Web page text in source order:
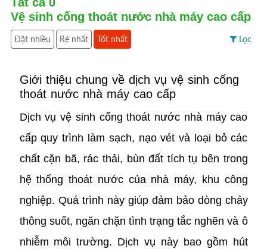
Vệ sinh cống thoát nước nhà máy cao cấp
Đặt nhiều Rẻ nhất Tốt nhất Lọc
Giới thiệu chung về dịch vụ vệ sinh cống
thoát nước nhà máy cao cấp
Dịch vụ vệ sinh cống thoát nước nhà máy cao
cấp quy trình làm sạch, nạo vét và loại bỏ các
chất cặn bã, rác thải, bùn đất tích tụ bên trong
hệ thống thoát nước của nhà máy, khu công
nghiệp. Quá trình này giúp đảm bảo dòng chảy
thông suốt, ngăn chặn tình trạng tắc nghẽn và ô
nhiễm môi trường. Dịch vụ này bao gồm hút